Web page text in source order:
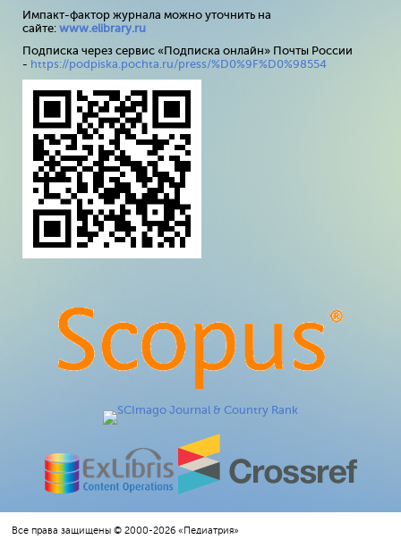
Импакт-фактор журнала можно уточнить на
сайте: www.elibrary.ru
Подписка через сервис «Подписка онлайн» Почты России
- https://podpiska.pochta.ru/press/%D0%9F%D0%98554
Все права защищены © 2000-2026 «Педиатрия»